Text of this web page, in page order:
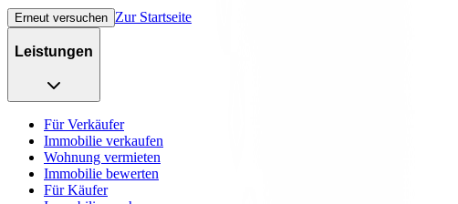
Erneut versuchen Zur Startseite
Leistungen
Für Verkäufer
Immobilie verkaufen
Wohnung vermieten
Immobilie bewerten
Für Käufer